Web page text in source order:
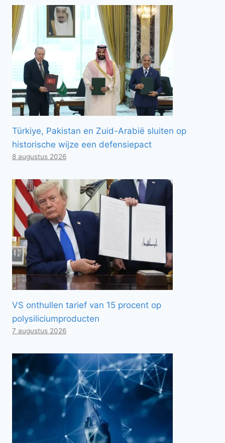
Türkiye, Pakistan en Zuid-Arabië sluiten op
historische wijze een defensiepact
8 augustus 2026
VS onthullen tarief van 15 procent op
polysiliciumproducten
7 augustus 2026